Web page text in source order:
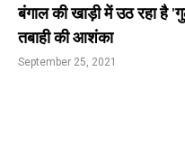
n
a
बंगाल की खाड़ी में उठ रहा है
तबाही की आशंका
September 25, 2021